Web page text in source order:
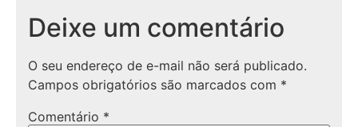
Deixe um comentário
O seu endereço de e-mail não será publicado.
Campos obrigatórios são marcados com *
Comentário *